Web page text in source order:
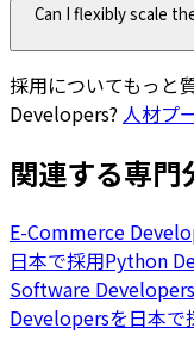
Can I flexibly scale
採用についてもっと
Developers? 人材プ
関連する専門
E-Commerce
日本で採用Python
Software
Developersを日本で